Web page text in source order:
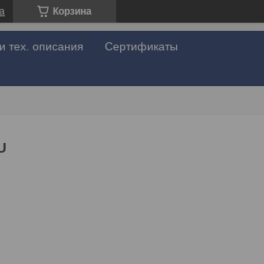
Корзина
тех. описания
Сертификаты